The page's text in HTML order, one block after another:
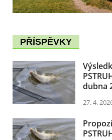
PŘÍSPĚVKY
dubna
27. 4.